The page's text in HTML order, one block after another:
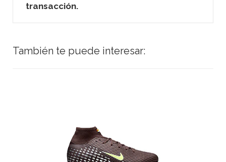
transacción.
También te puede interesar: